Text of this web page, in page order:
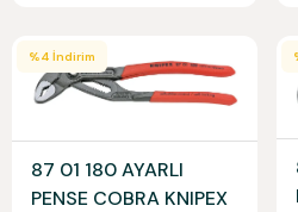
%4 İndirim
87 01 180 AYARLI
PENSE COBRA KNIPEX